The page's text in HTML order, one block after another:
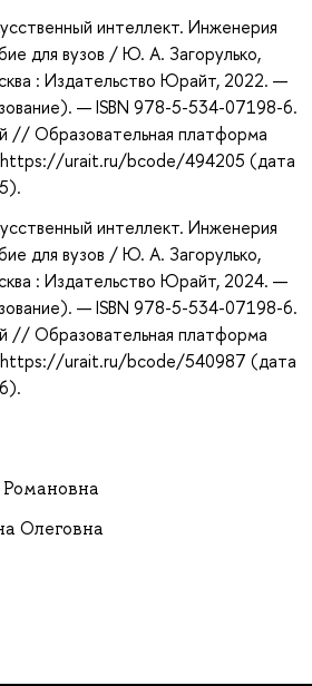
интеллект. Инженерия
для вузов / Ю. А. Загорулько,
: Издательство Юрайт, 2022. —
— ISBN 978-5-534-07198-6.
// Образовательная платформа
urait.ru/bcode/494205 (дата
интеллект. Инженерия
для вузов / Ю. А. Загорулько,
: Издательство Юрайт, 2024. —
— ISBN 978-5-534-07198-6.
// Образовательная платформа
urait.ru/bcode/540987 (дата
Олеговна